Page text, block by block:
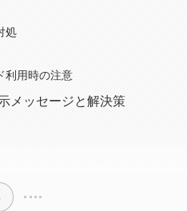
処
利用時の注意
メッセージと解決策